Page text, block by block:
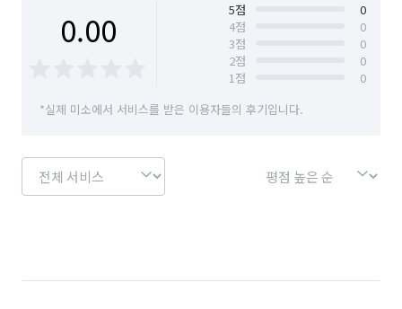
0.00 5점
0
4점
0
3점
0
2점
0
1점
0
*실제 미소에서 서비스를 받은 이용자들의 후기입니다.